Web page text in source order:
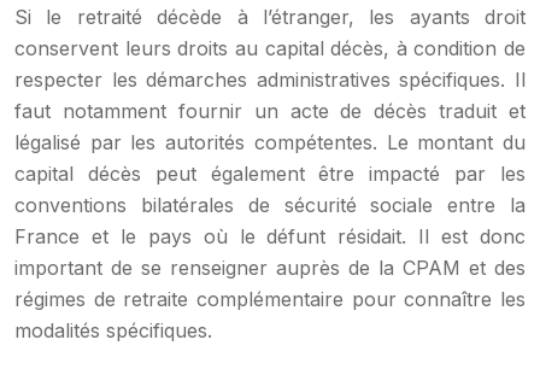
Si le retraité décède à l’étranger, les ayants droit
conservent leurs droits au capital décès, à condition de
respecter les démarches administratives spécifiques. Il
faut notamment fournir un acte de décès traduit et
légalisé par les autorités compétentes. Le montant du
capital décès peut également être impacté par les
conventions bilatérales de sécurité sociale entre la
France et le pays où le défunt résidait. Il est donc
important de se renseigner auprès de la CPAM et des
régimes de retraite complémentaire pour connaître les
modalités spécifiques.